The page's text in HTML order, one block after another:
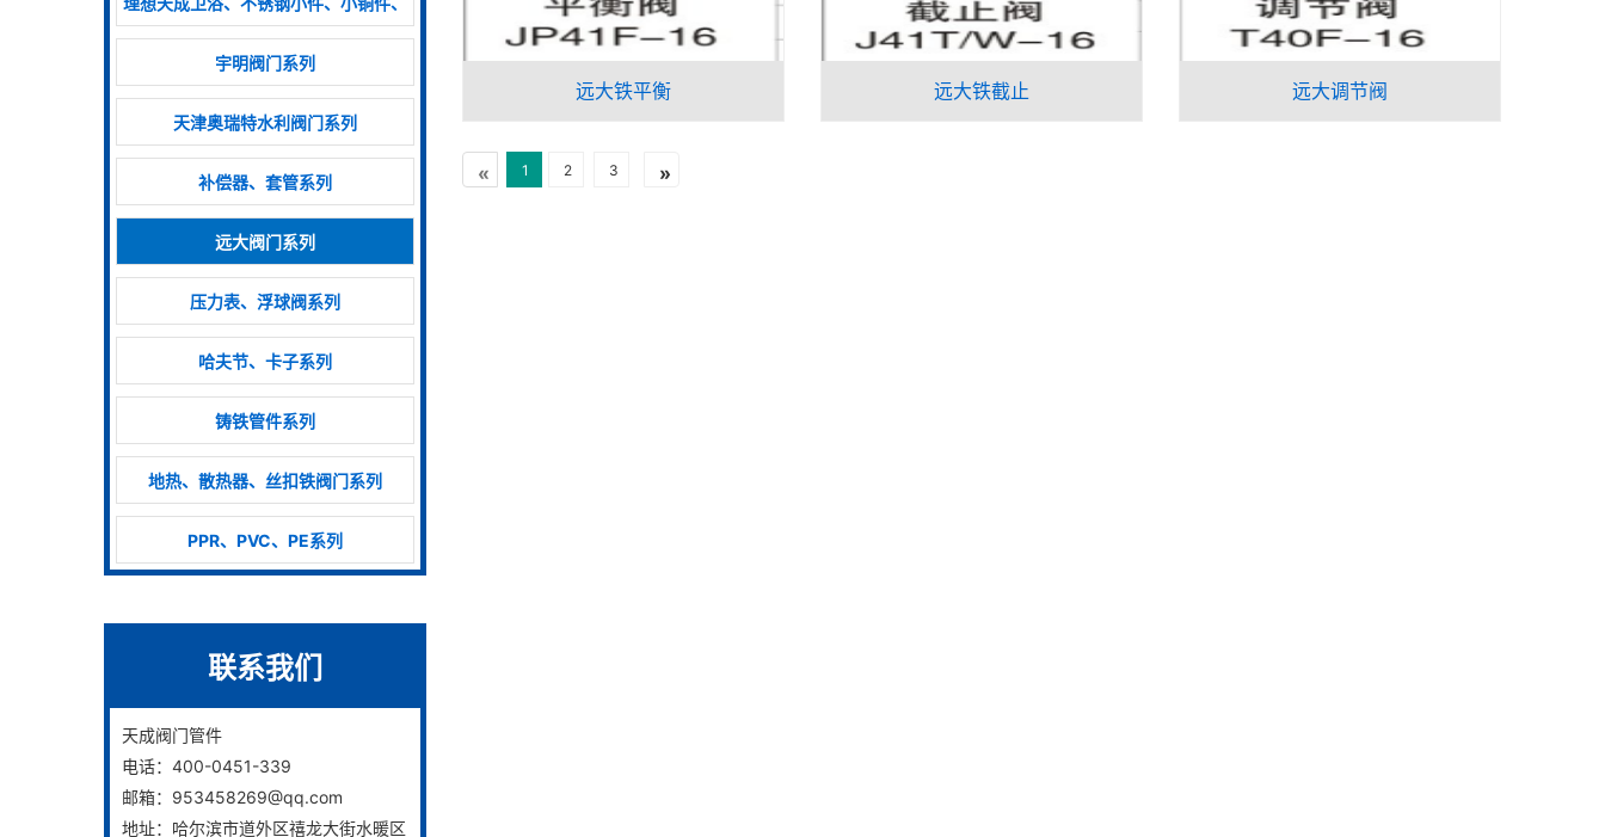
排气阀
宇明阀门系列
天津奥瑞特水利阀门系列
补偿器、套管系列
远大阀门系列
压力表、浮球阀系列
哈夫节、卡子系列
铸铁管件系列
地热、散热器、丝扣铁阀门系列
PPR、PVC、PE系列
联系我们
天成阀门管件
电话：400-0451-339
邮箱：953458269@qq.com
地址：哈尔滨市道外区禧龙大街水暖区
远大铁平衡 远大铁截止 远大调节阀
« 1 2 3 »